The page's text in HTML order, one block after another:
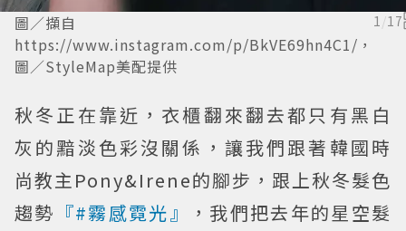
圖／擷自
https://www.instagram.com/p/BkVE69hn4C1/，
圖／StyleMap美配提供
1/17
秋冬正在靠近，衣櫃翻來翻去都只有黑白
灰的黯淡色彩沒關係，讓我們跟著韓國時
尚教主Pony&Irene的腳步，跟上秋冬髮色
趨勢 『#霧感霓光』
，我們把去年的星空髮